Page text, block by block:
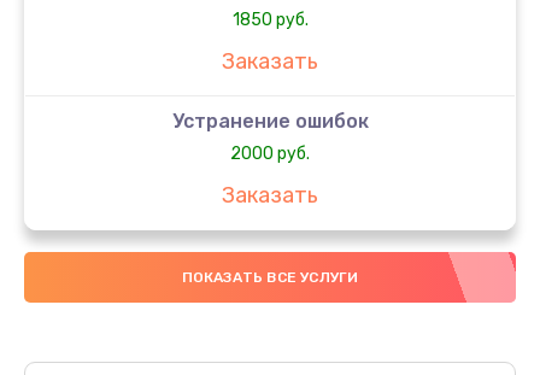
1850 руб.
Заказать
Устранение ошибок
2000 руб.
Заказать
Ремонт после залития
1730 руб.
ПОКАЗАТЬ ВСЕ УСЛУГИ